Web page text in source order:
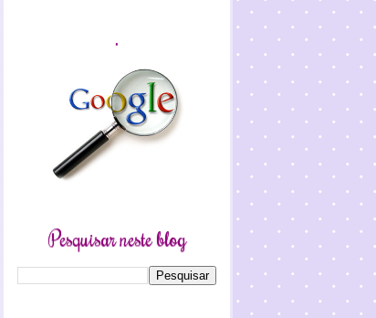
.
Pesquisar neste blog